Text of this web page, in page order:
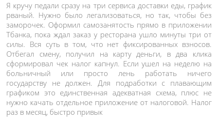
Я кручу педали сразу на три сервиса доставки еды, график
рваный. Нужно было легализоваться, но так, чтобы без
заморочек. Оформил самозанятость прямо в приложении
Тбанка, пока ждал заказ у ресторана ушло минуты три от
силы. Вся суть в том, что нет фиксированных взносов.
Отбегал смену, получил на карту деньги, в два клика
сформировал чек налог капнул. Если ушел на неделю на
больничный или просто лень работать ничего
государству не должен. Для подработки с плавающим
графиком это единственная адекватная схема, плюс не
нужно качать отдельное приложение от налоговой. Налог
раз в месяц, быстро привык